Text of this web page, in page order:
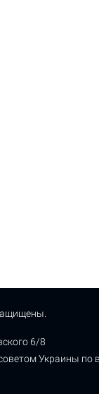
6/8
Украины по